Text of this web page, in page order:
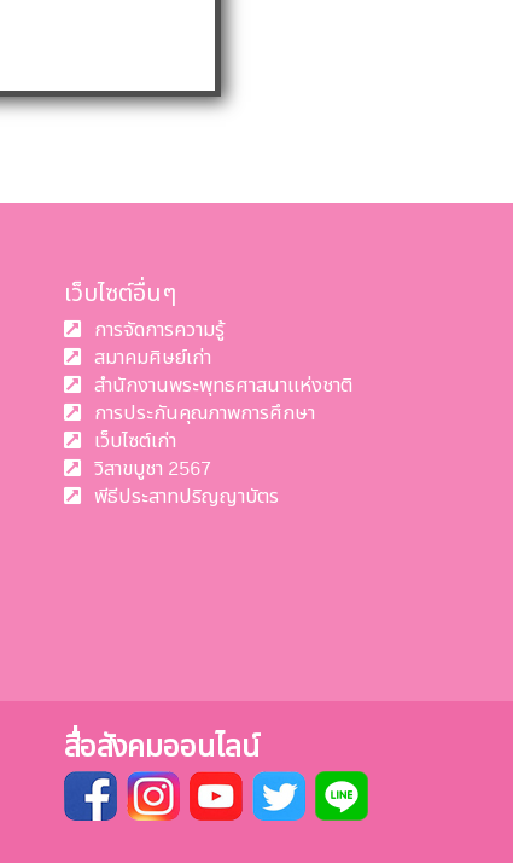
เว็บไซต์อื่นๆ
การจัดการความรู้
สมาคมศิษย์เก่า
สำนักงานพระพุทธศาสนาแห่งชาติ
การประกันคุณภาพการศึกษา
เว็บไซต์เก่า
วิสาขบูชา 2567
พีธีประสาทปริญญาบัตร
สื่อสังคมออนไลน์